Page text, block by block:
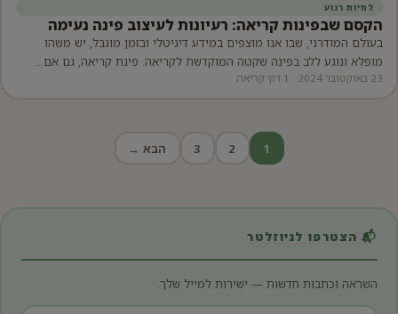
לחיות רגוע
הקסם שבפינות קריאה: רעיונות לעיצוב פינה נעימה
בעולם המודרני, שבו אנו מוצפים במידע דיגיטלי ובזמן מוגבל, יש משהו
מופלא ונוגע ללב בפינה שקטה המוקדשת לקריאה. פינת קריאה, גם אם…
23 באוקטובר 2024 · 1 דק׳ קריאה
Posts
pagination
1
2
3 הבא →
📬 הצטרפו לניוזלטר
השראה וכתבות חדשות — ישירות למייל שלך.